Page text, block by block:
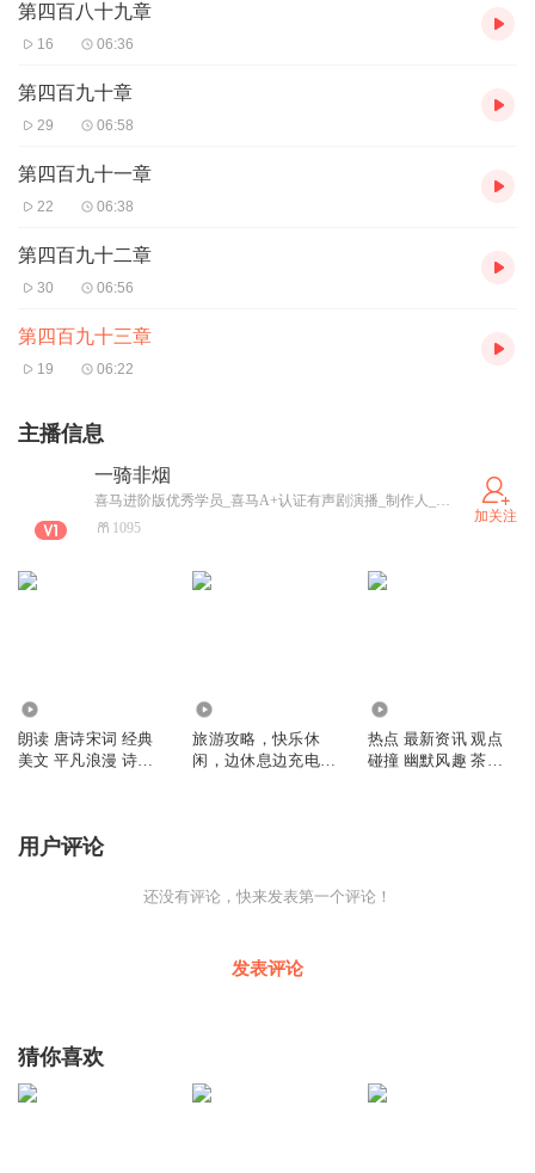
第四百八十九章
16 06:36
第四百九十章
29 06:58
第四百九十一章
22 06:38
第四百九十二章
30 06:56
第四百九十三章
19 06:22
主播信息
一骑非烟
喜马进阶版优秀学员_喜马A+认证有声剧演播_制作人_音频剪辑师。热爱自由，说走就走；追求新奇，探索不止；喜欢讲故事，分享各种好玩的东西，快来和我一起嗨！
1095
加关注
朗读 唐诗宋词 经典
美文 平凡浪漫 诗和
旅游攻略，快乐休
闲，边休息边充电，
热点 最新资讯 观点
碰撞 幽默风趣 茶闲
用户评论
还没有评论，快来发表第一个评论！
发表评论
猜你喜欢